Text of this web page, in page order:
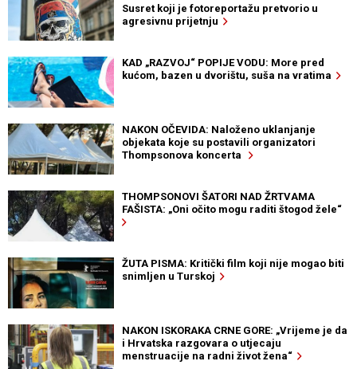
Susret koji je fotoreportažu pretvorio u
agresivnu prijetnju
KAD „RAZVOJ“ POPIJE VODU: More pred
kućom, bazen u dvorištu, suša na vratima
NAKON OČEVIDA: Naloženo uklanjanje
objekata koje su postavili organizatori
Thompsonova koncerta
THOMPSONOVI ŠATORI NAD ŽRTVAMA
FAŠISTA: „Oni očito mogu raditi štogod žele“
ŽUTA PISMA: Kritički film koji nije mogao biti
snimljen u Turskoj
NAKON ISKORAKA CRNE GORE: „Vrijeme je da
i Hrvatska razgovara o utjecaju
menstruacije na radni život žena“